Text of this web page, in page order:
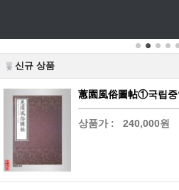
신규 상품
蕙園風俗圖帖①국립
상품가 : 240,000원